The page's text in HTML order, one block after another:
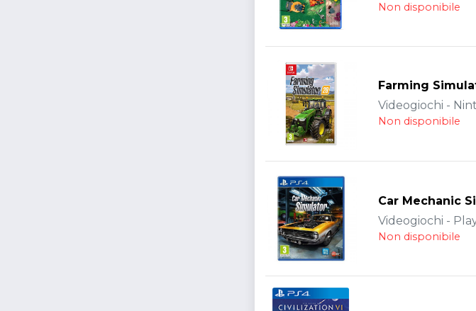
Non disponibile
Farming
Videogiochi -
Non disponibile
Car Mechanic
Videogiochi -
Non disponibile